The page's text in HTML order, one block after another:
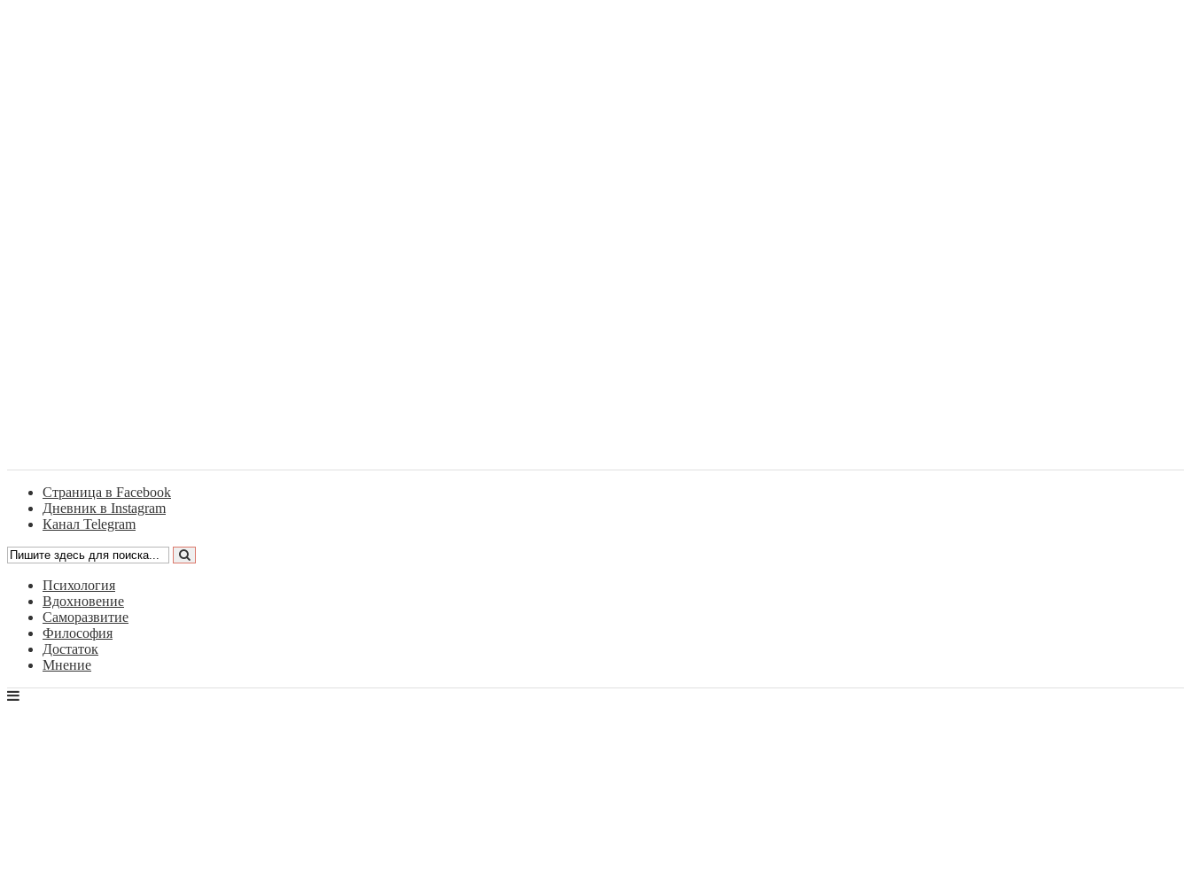
Страница в Facebook
Дневник в Instagram
Канал Telegram
Психология
Вдохновение
Саморазвитие
Философия
Достаток
Мнение